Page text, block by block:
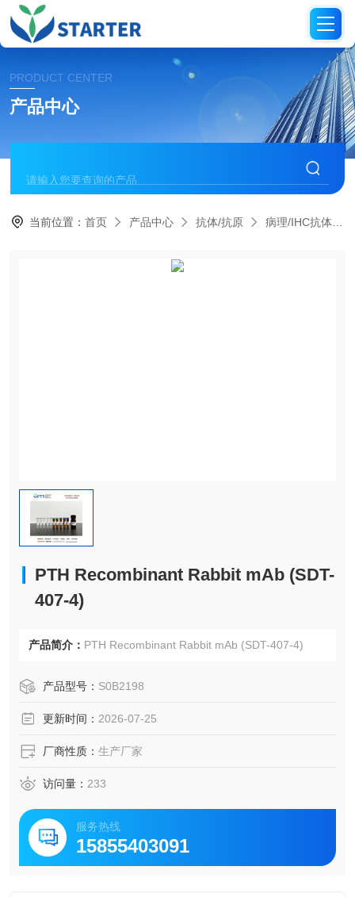
PRODUCT CENTER
产品中心
当前位置：首页 产品中心 抗体/抗原 病理/IHC抗体
PTH Recombinant Rabbit mAb (SDT-
407-4)
产品简介： PTH Recombinant Rabbit mAb (SDT-407-4)
产品型号： S0B2198
更新时间： 2026-07-25
厂商性质： 生产厂家
访问量： 233
服务热线
15855403091